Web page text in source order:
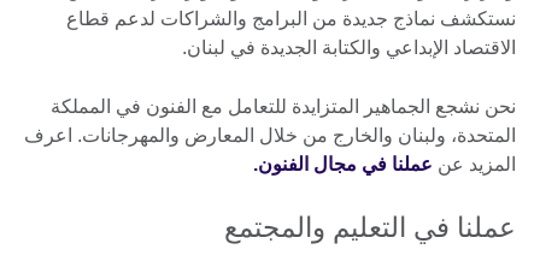
نستكشف نماذج جديدة من البرامج والشراكات لدعم قطاع
الاقتصاد الإبداعي والكتابة الجديدة في لبنان.
نحن نشجع الجماهير المتزايدة للتعامل مع الفنون في المملكة
المتحدة، ولبنان والخارج من خلال المعارض والمهرجانات. اعرف
المزيد عن عملنا في مجال الفنون.
عملنا في التعليم والمجتمع